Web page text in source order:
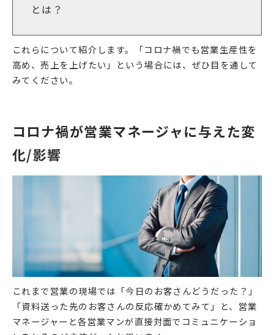
とは？
これらについて紹介します。「コロナ禍でも営業生産性を
高め、売上を上げたい」という場合には、ぜひ目を通して
みてください。
コロナ禍が営業マネージャに与えた変
化/影響
これまで営業の現場では「今日のお客さんどうだった？」
「資料送った先のお客さんの反応確かめてみて」と、営業
マネージャーと各営業マンが直接対面でコミュニケーショ